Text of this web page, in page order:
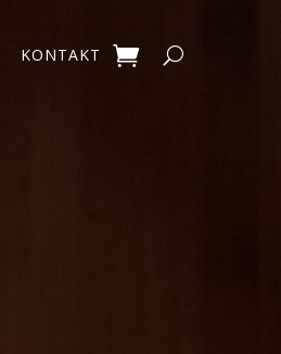
KONTAKT